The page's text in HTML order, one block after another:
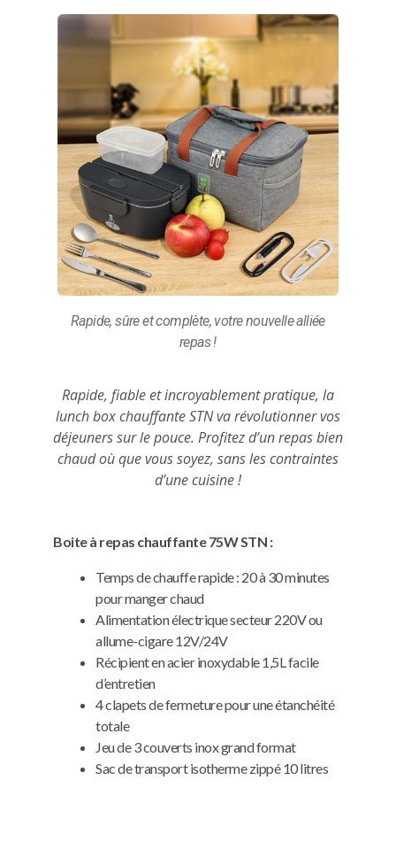
Rapide, sûre et complète, votre nouvelle alliée
repas !
Rapide, fiable et incroyablement pratique, la
lunch box chauffante STN va révolutionner vos
déjeuners sur le pouce. Profitez d’un repas bien
chaud où que vous soyez, sans les contraintes
d’une cuisine !
Boite à repas chauffante 75W STN :
Temps de chauffe rapide : 20 à 30 minutes
pour manger chaud
Alimentation électrique secteur 220V ou
allume-cigare 12V/24V
Récipient en acier inoxydable 1,5L facile
d’entretien
4 clapets de fermeture pour une étanchéité
totale
Jeu de 3 couverts inox grand format
Sac de transport isotherme zippé 10 litres